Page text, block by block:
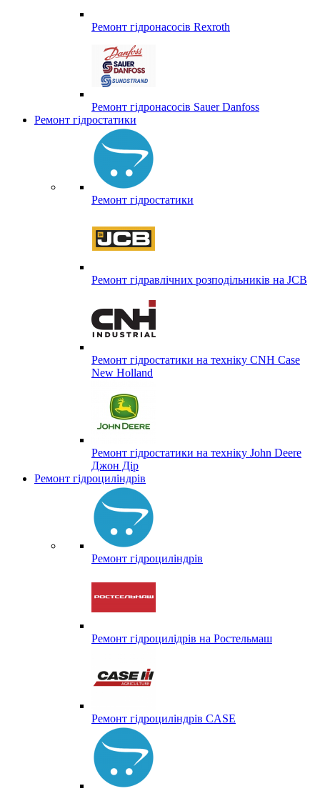
Ремонт гідронасосів Rexroth
Ремонт гідронасосів Sauer Danfoss
Ремонт гідростатики
Ремонт гідростатики
Ремонт гідравлічних розподільників на JCB
Ремонт гідростатики на техніку CNH Case
New Holland
Ремонт гідростатики на техніку John Deere
Джон Дір
Ремонт гідроциліндрів
Ремонт гідроциліндрів
Ремонт гідроцилідрів на Ростельмаш
Ремонт гідроциліндрів CASE